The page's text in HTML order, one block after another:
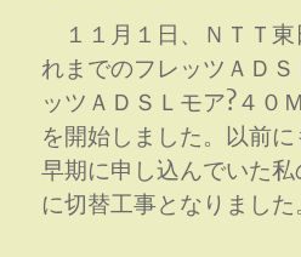
の
１１月１日、ＮＴＴ東
れまでのフレッツＡＤ
ッツＡＤＳＬモア?４０
を開始しました。以前に
早期に申し込んでいた
に切替工事となりまし